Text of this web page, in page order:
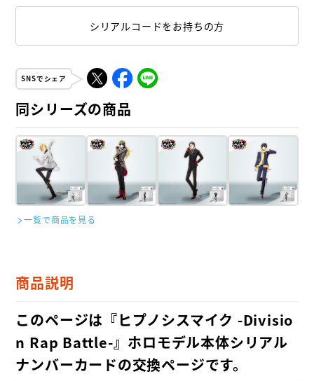
シリアルコードをお持ちの方
SNSでシェア
同シリーズの商品
一覧で商品を見る
商品説明
このページは『ヒプノシスマイク -Divisio
n Rap Battle-』ホロモデル本体シリアル
ナンバーカードの交換ページです。